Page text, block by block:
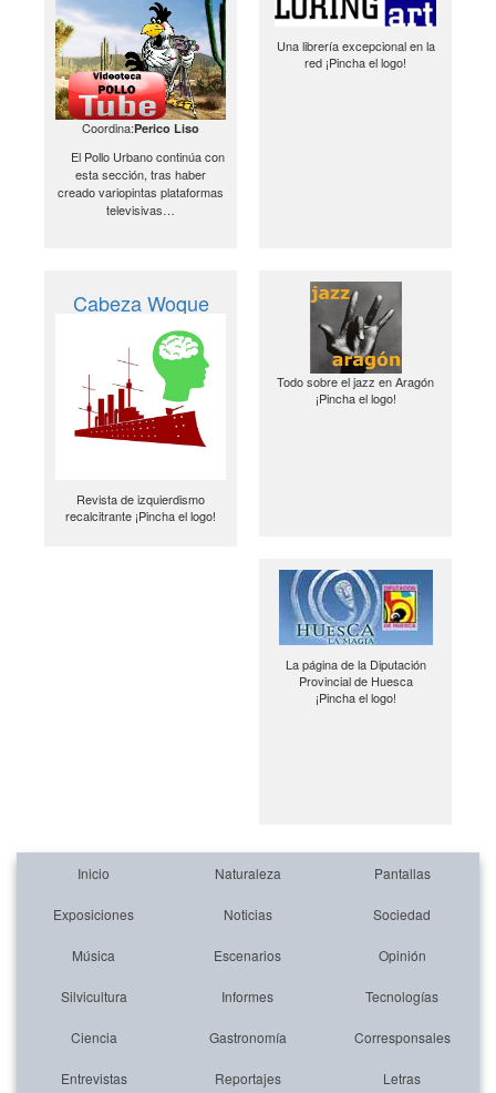
Coordina:Perico Liso
El Pollo Urbano continúa con
esta sección, tras haber
creado variopintas plataformas
televisivas…
Una librería excepcional en la
red ¡Pincha el logo!
Cabeza Woque
Revista de izquierdismo
recalcitrante ¡Pincha el logo!
Todo sobre el jazz en Aragón
¡Pincha el logo!
La página de la Diputación
Provincial de Huesca
¡Pincha el logo!
Inicio Naturaleza Pantallas
Exposiciones Noticias Sociedad
Música Escenarios Opinión
Silvicultura Informes Tecnologías
Ciencia Gastronomía Corresponsales
Entrevistas Reportajes Letras